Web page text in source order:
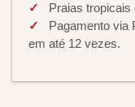
Praias tropicais
Pagamento via
em até 12 vezes.